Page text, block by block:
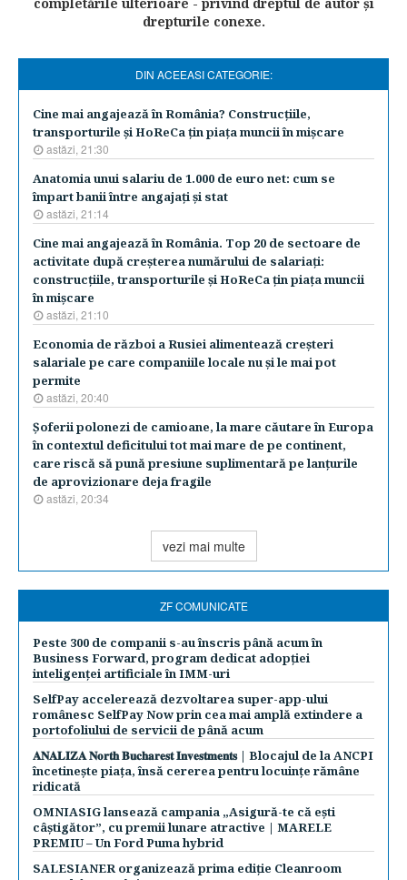
drepturile conexe.
DIN ACEEASI CATEGORIE:
Cine mai angajează în România? Construcţiile,
transporturile şi HoReCa ţin piaţa muncii în mişcare
astăzi, 21:30
Anatomia unui salariu de 1.000 de euro net: cum se
împart banii între angajaţi şi stat
astăzi, 21:14
Cine mai angajează în România. Top 20 de sectoare de
activitate după creşterea numărului de salariaţi:
construcţiile, transporturile şi HoReCa ţin piaţa muncii
în mişcare
astăzi, 21:10
Economia de război a Rusiei alimentează creşteri
salariale pe care companiile locale nu şi le mai pot
permite
astăzi, 20:40
Şoferii polonezi de camioane, la mare căutare în Europa
în contextul deficitului tot mai mare de pe continent,
care riscă să pună presiune suplimentară pe lanţurile
de aprovizionare deja fragile
astăzi, 20:34
vezi mai multe
ZF COMUNICATE
Peste 300 de companii s-au înscris până acum în
Business Forward, program dedicat adopției
inteligenței artificiale în IMM-uri
SelfPay accelerează dezvoltarea super-app-ului
românesc SelfPay Now prin cea mai amplă extindere a
portofoliului de servicii de până acum
𝐀𝐍𝐀𝐋𝐈𝐙𝐀 𝐍𝐨𝐫𝐭𝐡 𝐁𝐮𝐜𝐡𝐚𝐫𝐞𝐬𝐭 𝐈𝐧𝐯𝐞𝐬𝐭𝐦𝐞𝐧𝐭𝐬 | Blocajul de la ANCPI
încetinește piața, însă cererea pentru locuințe rămâne
ridicată
OMNIASIG lansează campania „Asigură-te că ești
câștigător”, cu premii lunare atractive | MARELE
PREMIU – Un Ford Puma hybrid
SALESIANER organizează prima ediție Cleanroom